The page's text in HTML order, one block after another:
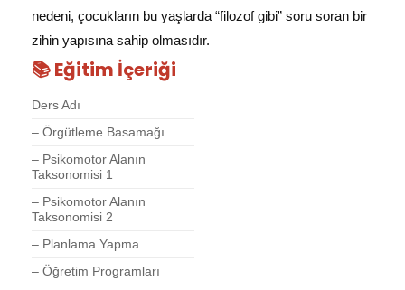
nedeni, çocukların bu yaşlarda “filozof gibi” soru soran bir
zihin yapısına sahip olmasıdır.
📚 Eğitim İçeriği
Ders Adı
– Örgütleme Basamağı
– Psikomotor Alanın
Taksonomisi 1
– Psikomotor Alanın
Taksonomisi 2
– Planlama Yapma
– Öğretim Programları